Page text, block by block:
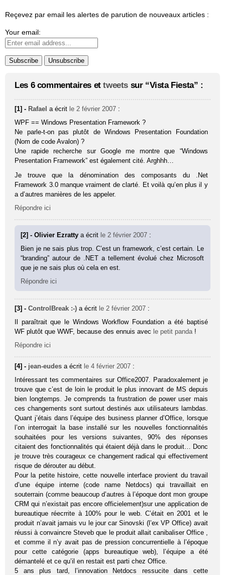
Reçevez par email les alertes de parution de nouveaux articles :
Your email:
Les 6 commentaires ettweets sur “Vista Fiesta” :
[1] - Rafael a écrit le 2 février 2007 :
WPF == Windows Presentation Framework ?
Ne parle-t-on pas plutôt de Windows Presentation Foundation
(Nom de code Avalon) ?
Une rapide recherche sur Google me montre que “Windows
Presentation Framework” est également cité. Arghhh…
Je trouve que la dénomination des composants du .Net
Framework 3.0 manque vraiment de clarté. Et voilà qu’en plus il y
a d’autres manières de les appeler.
Répondre ici
[2] - Olivier Ezrattya écrit le 2 février 2007 :
Bien je ne sais plus trop. C’est un framework, c’est certain. Le
“branding” autour de .NET a tellement évolué chez Microsoft
que je ne sais plus où cela en est.
Répondre ici
[3] -ControlBreak :-) a écrit le 2 février 2007 :
Il paraîtrait que le Windows Workflow Foundation a été baptisé
WF plutôt que WWF, because des ennuis avec le petit panda !
Répondre ici
[4] - jean-eudes a écrit le 4 février 2007 :
Intéressant tes commentaires sur Office2007. Paradoxalement je
trouve que c’est de loin le produit le plus innovant de MS depuis
bien longtemps. Je comprends ta frustration de power user mais
ces changements sont surtout destinés aux utilisateurs lambdas.
Quant j’étais dans l’équipe des business planner d’Office, lorsque
l’on interrogait la base installé sur les nouvelles fonctionnalités
souhaitées pour les versions suivantes, 90% des réponses
citaient des fonctionnalités qui étaient déjà dans le produit… Donc
je trouve très courageux ce changement radical qui effectivement
risque de dérouter au début.
Pour la petite histoire, cette nouvelle interface provient du travail
d’une équipe interne (code name Netdocs) qui travaillait en
souterrain (comme beaucoup d’autres à l’époque dont mon groupe
CRM qui n’existait pas encore officielement)sur une application de
bureautique réecrrite à 100% pour le web. C’était en 2001 et le
produit n’avait jamais vu le jour car Sinovski (l’ex VP Office) avait
réussi à convaincre Steveb que le produit allait canibaliser Office ,
et comme il n’y avait pas de pression concurrentielle à l’époque
pour cette catégorie (apps bureautique web), l’équipe a été
démantelé et ce qu’il en restait est parti chez Office.
5 ans plus tard, l’innovation Netdocs ressucite dans cette